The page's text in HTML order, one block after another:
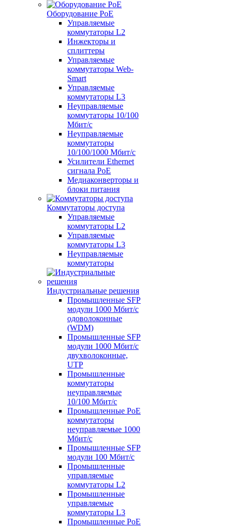
Оборудование PoE
Управляемые
коммутаторы L2
Инжекторы и
сплиттеры
Управляемые
коммутаторы Web-
Smart
Управляемые
коммутаторы L3
Неуправляемые
коммутаторы 10/100
Мбит/с
Неуправляемые
коммутаторы
10/100/1000 Мбит/с
Усилители Ethernet
сигнала PoE
Медиаконверторы и
блоки питания
Коммутаторы доступа
Управляемые
коммутаторы L2
Управляемые
коммутаторы L3
Неуправляемые
коммутаторы
Индустриальные решения
Промышленные SFP
модули 1000 Мбит/c
одоволоконные
(WDM)
Промышленные SFP
модули 1000 Мбит/c
двухволоконные,
UTP
Промышленные
коммутаторы
неуправляемые
10/100 Мбит/с
Промышленные PoE
коммутаторы
неуправляемые 1000
Мбит/с
Промышленные SFP
модули 100 Мбит/c
Промышленные
управляемые
коммутаторы L2
Промышленные
управляемые
коммутаторы L3
Промышленные PoE